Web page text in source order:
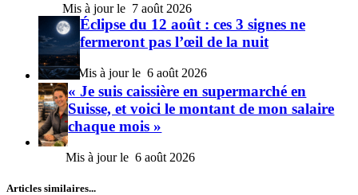
7 août 2026
Éclipse du 12 août : ces 3 signes ne
fermeront pas l’œil de la nuit
6 août 2026
« Je suis caissière en supermarché en
Suisse, et voici le montant de mon salaire
chaque mois »
6 août 2026
Articles similaires...